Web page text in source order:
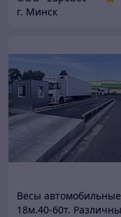
г. Минск
Весы автомобильные
18м.40-60т.